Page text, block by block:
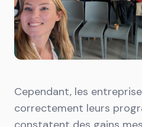
Cependant, les
correctement leurs